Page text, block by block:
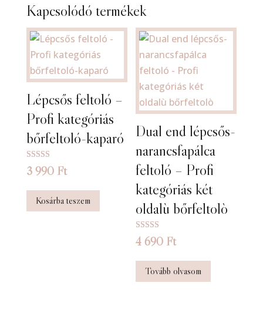
Kapcsolódó termékek
Lépcsős feltoló –
Profi kategóriás
bőrfeltoló-kaparó
Értékelés:
5.00
3 990 Ft
Kosárba teszem
Dual end lépcsős-
narancsfapálca
feltoló – Profi
kategóriás két
oldalù bőrfeltolò
Értékelés:
5.00
4 690 Ft
Tovább olvasom